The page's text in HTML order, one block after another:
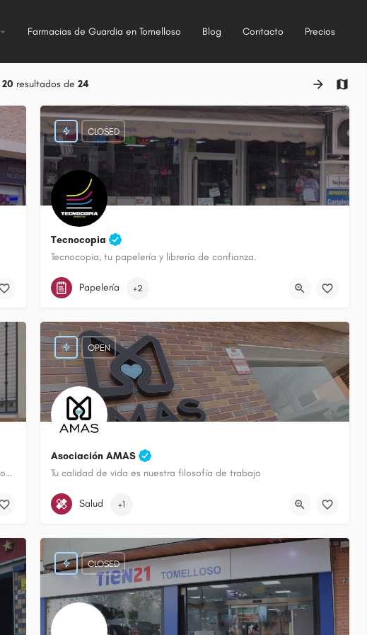
Farmacias de Guardia en Tomelloso Blog Contacto Precios
20 resultados de 24
Tecnocopia
Tecnocopia, tu papelería y librería de confianza.
926501833
CLOSED
Papelería +2
En el Centro de Estética y Peluquería de Paqui y Cortes, todo son ventajas.
Asociación AMAS
Tu calidad de vida es nuestra filosofía de trabajo
722 470 250
OPEN
Salud +1
CLOSED